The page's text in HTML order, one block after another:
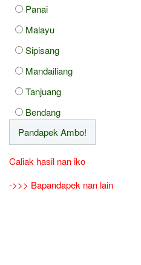
Panai
Malayu
Sipisang
Mandailiang
Tanjuang
Bendang
Caliak hasil nan iko
->>> Bapandapek nan lain